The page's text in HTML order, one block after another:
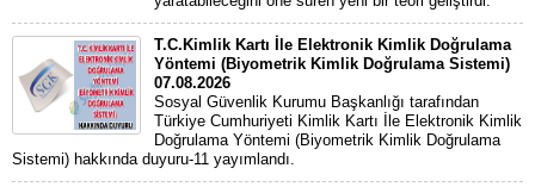
T.C.Kimlik Kartı İle Elektronik Kimlik Doğrulama
Yöntemi (Biyometrik Kimlik Doğrulama Sistemi)
07.08.2026
Sosyal Güvenlik Kurumu Başkanlığı tarafından
Türkiye Cumhuriyeti Kimlik Kartı İle Elektronik Kimlik
Doğrulama Yöntemi (Biyometrik Kimlik Doğrulama
Sistemi) hakkında duyuru-11 yayımlandı.